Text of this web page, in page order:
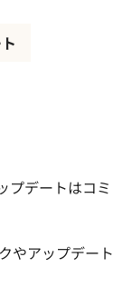
デートはコ
やアップデー